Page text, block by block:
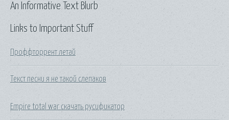
Links to Important Stuff
Проффторрент летай
Текст песни я не такой слепаков
Empire total war скачать русификатор
An Informative Text Blurb